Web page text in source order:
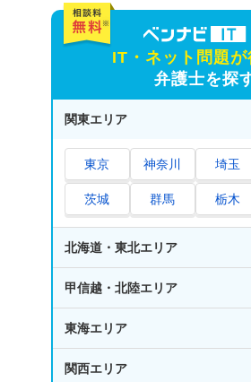
IT・ネット問題
弁護士を探
関東エリア
東京 神奈川 埼玉
茨城 群馬 栃木
北海道・東北エリア
甲信越・北陸エリア
東海エリア
関西エリア